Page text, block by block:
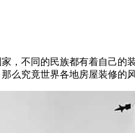
，不同的民族都有着自己
么究竟世界各地房屋装修的